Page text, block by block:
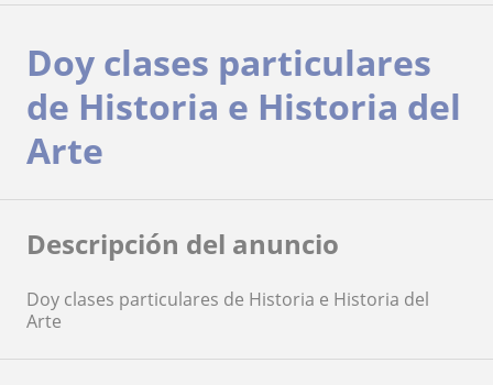
Doy clases particulares
de Historia e Historia del
Arte
Descripción del anuncio
Doy clases particulares de Historia e Historia del
Arte